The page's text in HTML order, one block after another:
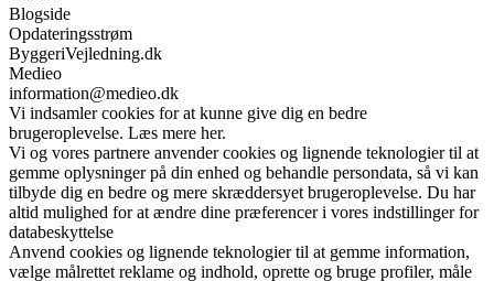
Blogside
Opdateringsstrøm
ByggeriVejledning.dk
Medieo
information@medieo.dk
Vi indsamler cookies for at kunne give dig en bedre
brugeroplevelse. Læs mere her.
Vi og vores partnere anvender cookies og lignende teknologier til at
gemme oplysninger på din enhed og behandle persondata, så vi kan
tilbyde dig en bedre og mere skræddersyet brugeroplevelse. Du har
altid mulighed for at ændre dine præferencer i vores indstillinger for
databeskyttelse
Anvend cookies og lignende teknologier til at gemme information,
vælge målrettet reklame og indhold, oprette og bruge profiler, måle